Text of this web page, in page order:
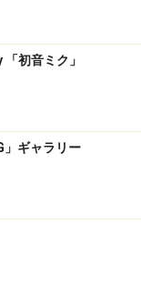
初音ミク」
」ギャラリー